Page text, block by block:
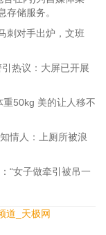
存储服务。
对手出炉，文班
热议：大屏已开展
50kg 美的让人移不
情人：上厕所被浪
女子做牵引被吊一
道_天极网